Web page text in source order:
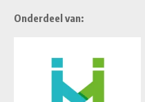
Onderdeel van: